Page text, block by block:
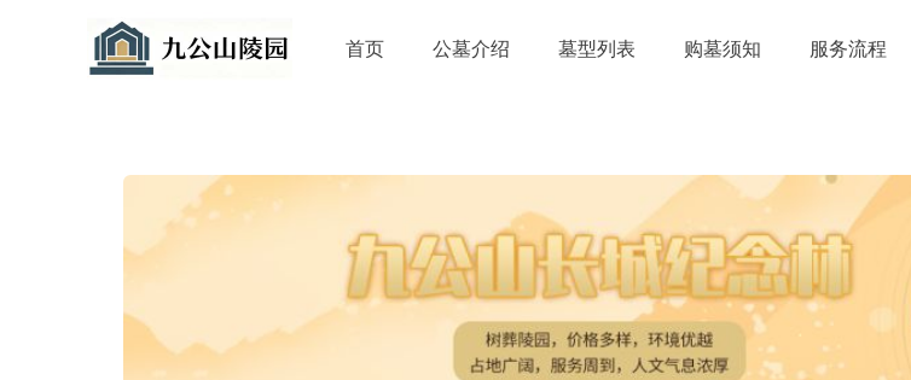
首页 公墓介绍 墓型列表 购墓须知 服务流程